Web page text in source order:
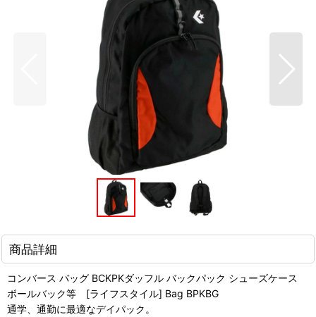
商品詳細
コンバース バッグ BCKPKダッフル バックパック シューズケース
ボールバック等 [ライフスタイル] Bag BPKBG
通学、通勤に最適なデイパック。